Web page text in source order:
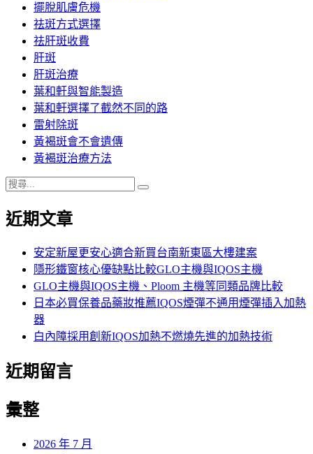
擺脫肌膚危機
祛斑方式選擇
祛肝斑收費
肝斑
肝斑治療
葉和軒與智能製造
葉和軒選擇了截然不同的路
雷射除斑
黃褐斑會不會遺傳
黃褐斑治療方法
搜
關
近期文章
安定新屋更安心適合新買台南新東區大樓建案
隱形鐵窗核心優缺點比較GLO主機與IQOS主機
GLO主機與IQOS主機、Ploom 主機等同類品牌比較
日本必買保養品藥妝推薦IQOS煙彈不通用煙彈插入加熱
器
白內障採用創新IQOS加熱不燃燒先進的加熱技術
近期留言
彙整
2026 年 7 月